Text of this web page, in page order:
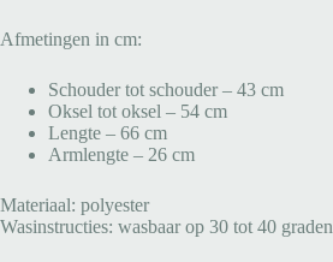
Afmetingen in cm:
Schouder tot schouder – 43 cm
Oksel tot oksel – 54 cm
Lengte – 66 cm
Armlengte – 26 cm
Materiaal: polyester
Wasinstructies: wasbaar op 30 tot 40 graden